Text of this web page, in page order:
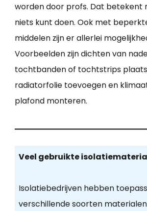
worden door profs. Dat betekent
niets kunt doen. Ook met
middelen zijn er allerlei
Voorbeelden zijn dichten van
tochtbanden of tochtstrips
radiatorfolie toevoegen en
plafond monteren.
Veel gebruikte
Isolatiebedrijven hebben
verschillende soorten